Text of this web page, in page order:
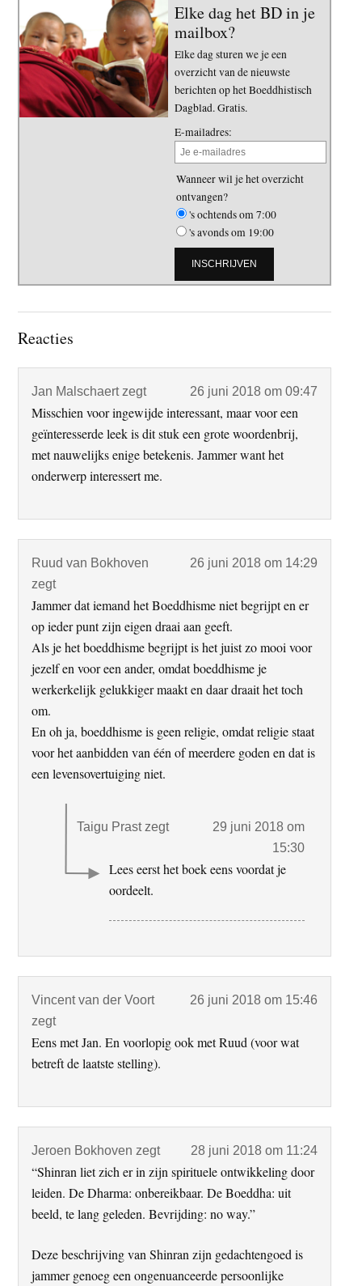
Elke dag het BD in je
mailbox?
Elke dag sturen we je een
overzicht van de nieuwste
berichten op het Boeddhistisch
Dagblad. Gratis.
E-mailadres:
Wanneer wil je het overzicht
ontvangen?
's ochtends om 7:00
's avonds om 19:00
Lees
Reacties
Jan Malschaert zegt 26 juni 2018 om 09:47
Misschien voor ingewijde interessant, maar voor een
geïnteresserde leek is dit stuk een grote woordenbrij,
met nauwelijks enige betekenis. Jammer want het
onderwerp interessert me.
Ruud van Bokhoven
zegt
26 juni 2018 om 14:29
Jammer dat iemand het Boeddhisme niet begrijpt en er
op ieder punt zijn eigen draai aan geeft.
Als je het boeddhisme begrijpt is het juist zo mooi voor
jezelf en voor een ander, omdat boeddhisme je
werkerkelijk gelukkiger maakt en daar draait het toch
om.
En oh ja, boeddhisme is geen religie, omdat religie staat
voor het aanbidden van één of meerdere goden en dat is
een levensovertuiging niet.
Taigu Prast zegt
29 juni 2018 om
15:30
Lees eerst het boek eens voordat je
oordeelt.
Vincent van der Voort
zegt
26 juni 2018 om 15:46
Eens met Jan. En voorlopig ook met Ruud (voor wat
betreft de laatste stelling).
Jeroen Bokhoven zegt 28 juni 2018 om 11:24
“Shinran liet zich er in zijn spirituele ontwikkeling door
leiden. De Dharma: onbereikbaar. De Boeddha: uit
beeld, te lang geleden. Bevrijding: no way.”
Deze beschrijving van Shinran zijn gedachtengoed is
jammer genoeg een ongenuanceerde persoonlijke